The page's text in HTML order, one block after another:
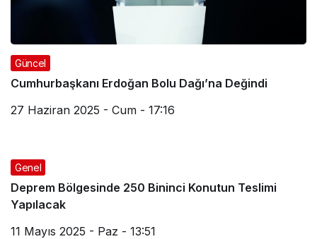
Güncel
Cumhurbaşkanı Erdoğan Bolu Dağı’na Değindi
27 Haziran 2025 - Cum - 17:16
Genel
Deprem Bölgesinde 250 Bininci Konutun Teslimi
Yapılacak
11 Mayıs 2025 - Paz - 13:51